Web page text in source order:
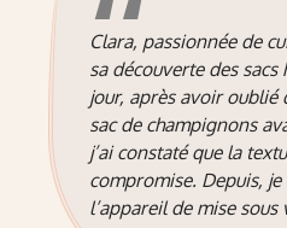
Clara, passionnée de
sa découverte des
jour, après avoir oublié
sac de champignons
j’ai constaté que la
compromise. Depuis,
l’appareil de mise sous